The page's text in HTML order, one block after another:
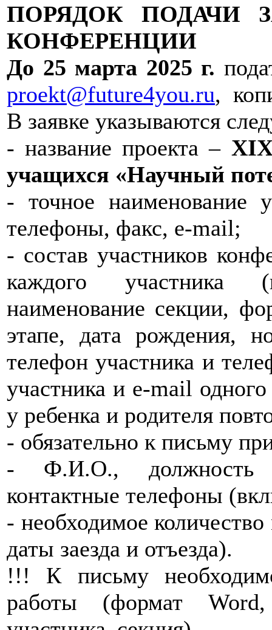
ПОРЯДОК ПОДАЧИ
КОНФЕРЕНЦИИ
До 25 марта 2025 г.
proekt@future4you.ru,
В заявке указываются
- название проекта –
учащихся «Научный
- точное наименование
телефоны, факс, e-mail;
- состав участников
каждого участника
наименование секции,
этапе, дата рождения,
телефон участника и
участника и e-mail
у ребенка и родителя
- обязательно к письму
- Ф.И.О., должность
контактные телефоны
- необходимое
даты заезда и отъезда).
!!! К письму
работы (формат